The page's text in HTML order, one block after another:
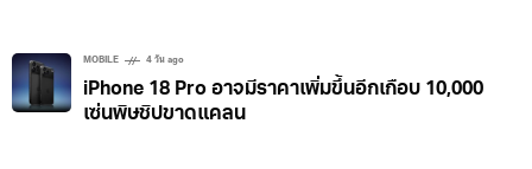
MOBILE 4 วัน ago
iPhone 18 Pro อาจมีราคาเพิ่มขึ้นอีกเกือบ 10,000
เซ่นพิษชิปขาดแคลน